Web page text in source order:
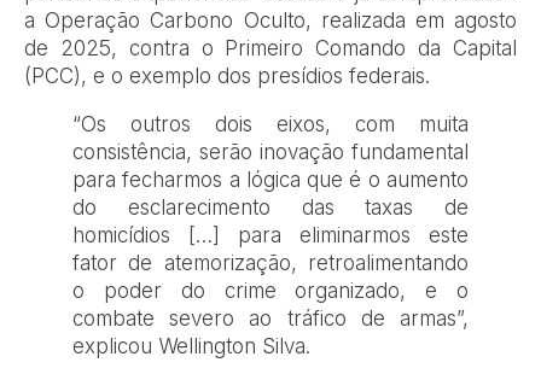
a Operação Carbono Oculto, realizada em agosto
de 2025, contra o Primeiro Comando da Capital
(PCC), e o exemplo dos presídios federais.
“Os outros dois eixos, com muita
consistência, serão inovação fundamental
para fecharmos a lógica que é o aumento
do esclarecimento das taxas de
homicídios […] para eliminarmos este
fator de atemorização, retroalimentando
o poder do crime organizado, e o
combate severo ao tráfico de armas”,
explicou Wellington Silva.